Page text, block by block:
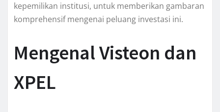
kepemilikan institusi, untuk memberikan gambaran
komprehensif mengenai peluang investasi ini.
Mengenal Visteon dan
XPEL